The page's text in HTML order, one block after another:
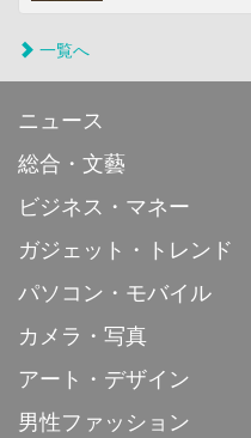
一覧へ
ニュース
総合・文藝
ビジネス・マネー
ガジェット・トレンド
パソコン・モバイル
カメラ・写真
アート・デザイン
男性ファッション